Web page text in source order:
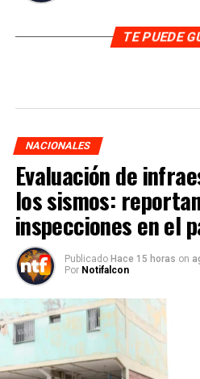
TE PUEDE
NACIONALES
Evaluación de
los sismos:
inspecciones en el
Publicado Hace 15 horas on
Por Notifalcon